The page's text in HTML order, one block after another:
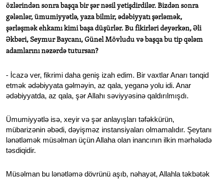
özlərindən sonra başqa bir şər nəsil yetişdirdilər. Bizdən sonra
gələnlər, ümumiyyətlə, yaza bilmir, ədəbiyyatı şərləmək,
şərləşmək ehkamı kimi başa düşürlər. Bu fikirləri deyərkən, Əli
Əkbəri, Seymur Baycanı, Günel Mövludu və başqa bu tip qələm
adamlarını nəzərdə tutursan?
- İcazə ver, fikrimi daha geniş izah edim. Bir vaxtlar Anarı tənqid
etmək ədəbiyyata gəlməyin, az qala, yeganə yolu idi. Anar
ədəbiyyatda, az qala, şər Allahı səviyyəsinə qaldırılmışdı.
Ümumiyyətlə isə, xeyir və şər anlayışları təfəkkürün,
mübarizənin əbədi, dəyişməz instansiyaları olmamalıdır. Şeytanı
lənətləmək müsəlman üçün Allaha olan inancının ilkin mərhələdə
təsdiqidir.
Müsəlman bu lənətləmə dövrünü aşıb, nəhayət, Allahla təkbətək